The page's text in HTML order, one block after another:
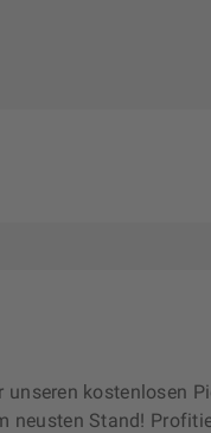
kostenlosen
neusten Stand!